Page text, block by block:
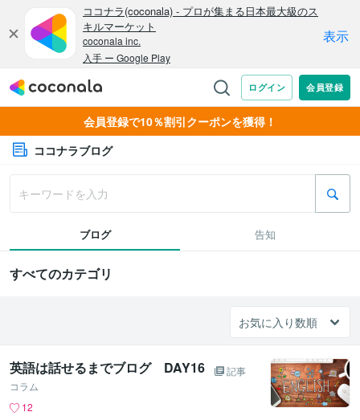
会員登録で10％割引クーポンを獲得！
ココナラブログ
ブログ 告知
すべてのカテゴリ
英語は話せるまでブログ DAY16
記事
コラム
12